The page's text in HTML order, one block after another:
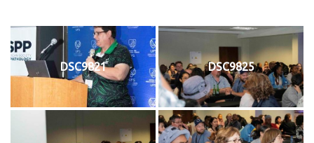
DSC9821 DSC9825